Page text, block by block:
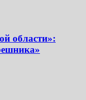
области»: